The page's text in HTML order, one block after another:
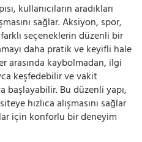
kullanıcıların aradıkları
sağlar. Aksiyon, spor,
seçeneklerin düzenli bir
daha pratik ve keyifli hale
arasında kaybolmadan, ilgi
keşfedebilir ve vakit
başlayabilir. Bu düzenli yapı,
hızlıca alışmasını sağlar
için konforlu bir deneyim